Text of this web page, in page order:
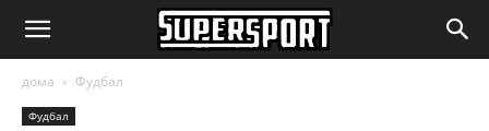
SuperSport.mk
дома Фудбал
Фудбал